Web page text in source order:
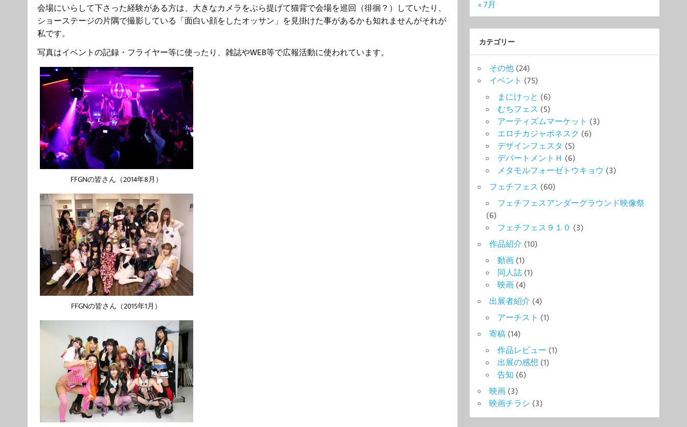
会場にいらして下さった経験がある方は、大きなカメラをぶら提げて猫背で会場を巡回（徘徊？）していたり、
ショーステージの片隅で撮影している「面白い顔をしたオッサン」を見掛けた事があるかも知れませんがそれが
私です。
写真はイベントの記録・フライヤー等に使ったり、雑誌やWEB等で広報活動に使われています。
FFGNの皆さん（2014年8月）
FFGNの皆さん（2015年1月）
« 7月
カテゴリー
その他 (24)
イベント (75)
まにけっと (6)
むちフェス (5)
アーティズムマーケット (3)
エロチカジャポネスク (6)
デザインフェスタ (5)
デパートメントＨ (6)
メタモルフォーゼトウキョウ (3)
フェチフェス (60)
フェチフェスアンダーグラウンド映像祭
(6)
フェチフェス９１０ (3)
作品紹介 (10)
動画 (1)
同人誌 (1)
映画 (4)
出展者紹介 (4)
アーチスト (1)
寄稿 (14)
作品レビュー (1)
出展の感想 (1)
告知 (6)
映画 (3)
映画チラシ (3)